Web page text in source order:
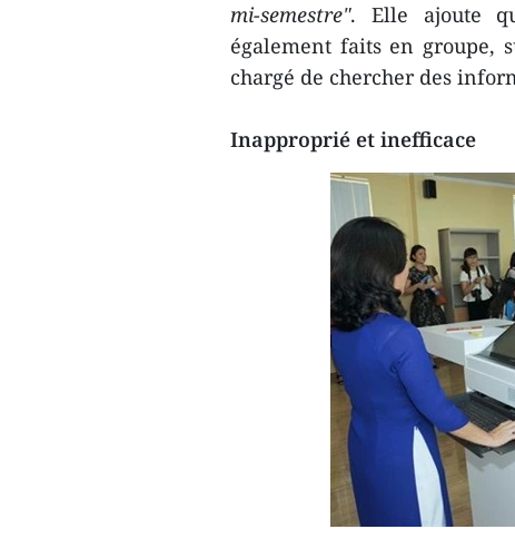
mi-semestre". Elle ajoute
également faits en groupe,
chargé de chercher des
Inapproprié et inefficace